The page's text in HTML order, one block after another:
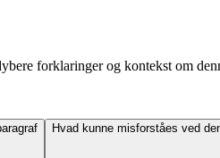
forklaringer og kontekst om
Hvad kunne misforståes ved